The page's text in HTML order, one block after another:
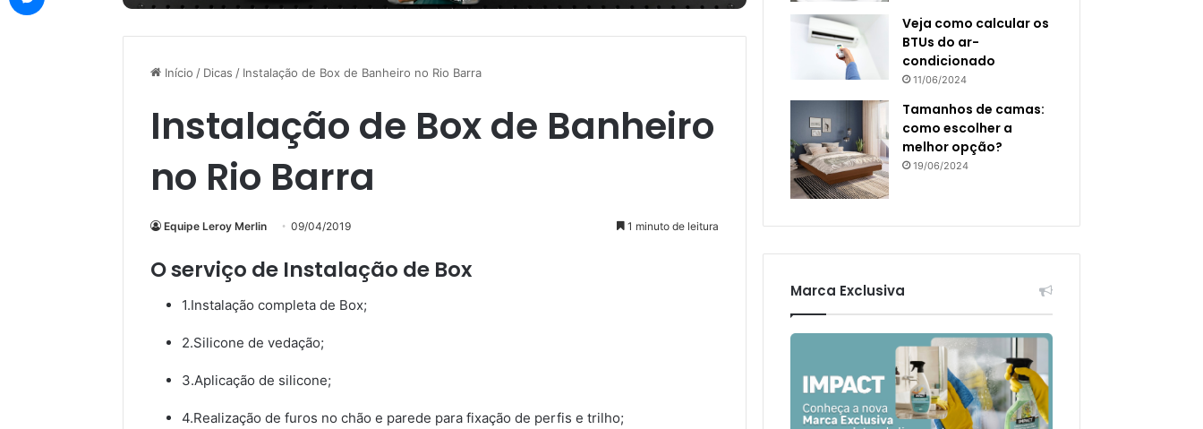
Início / Dicas / Instalação de Box de Banheiro no Rio Barra
Instalação de Box de Banheiro
no Rio Barra
Equipe Leroy Merlin 09/04/2019 1 minuto de leitura
O serviço de Instalação de Box
1.Instalação completa de Box;
2.Silicone de vedação;
3.Aplicação de silicone;
4.Realização de furos no chão e parede para fixação de perfis e trilho;
Veja como calcular os
BTUs do ar-
condicionado
11/06/2024
Tamanhos de camas:
como escolher a
melhor opção?
19/06/2024
Marca Exclusiva